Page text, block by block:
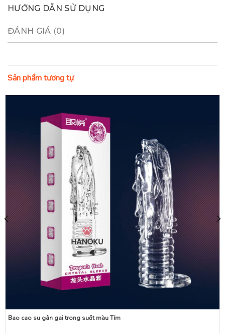
HƯỚNG DẪN SỬ DỤNG
ĐÁNH GIÁ (0)
Sản phẩm tương tự
Bao cao su gân gai trong suốt màu Tím